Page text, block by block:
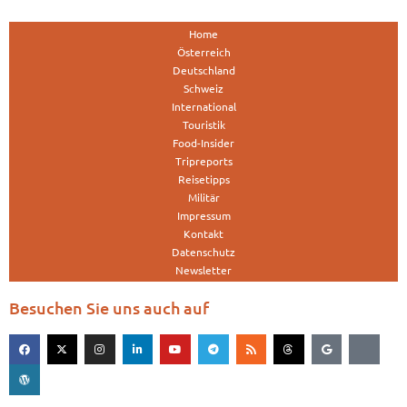
Home
Österreich
Deutschland
Schweiz
International
Touristik
Food-Insider
Tripreports
Reisetipps
Militär
Impressum
Kontakt
Datenschutz
Newsletter
Besuchen Sie uns auch auf